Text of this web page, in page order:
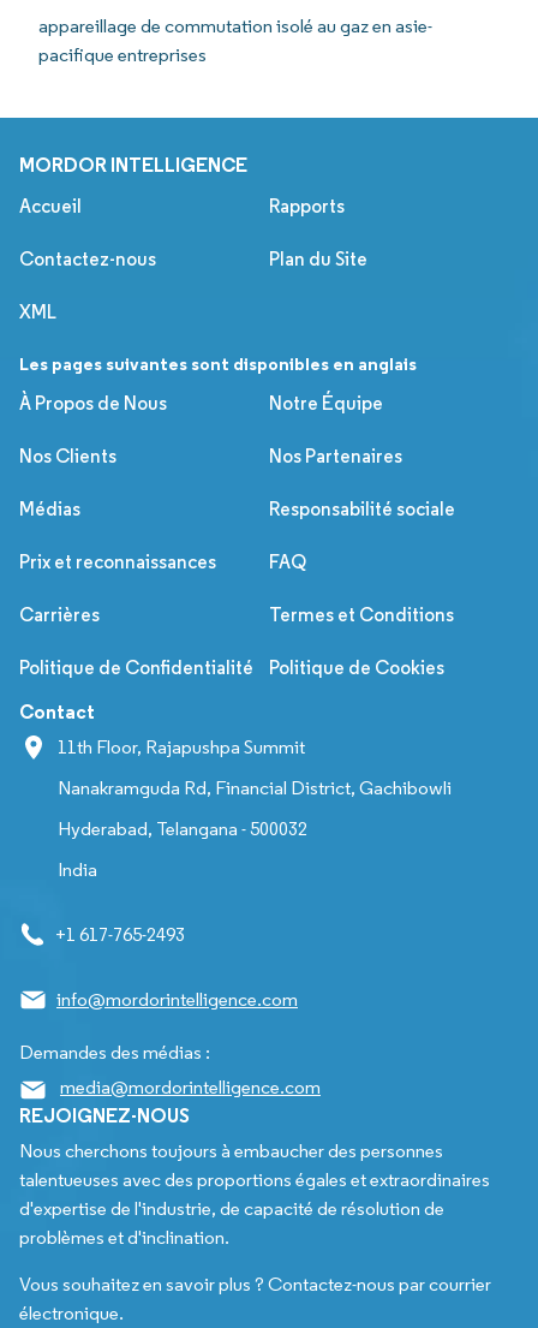
appareillage de commutation isolé au gaz en asie-
pacifique entreprises
MORDOR INTELLIGENCE
Accueil Rapports
Contactez-nous Plan du Site
XML
Les pages suivantes sont disponibles en anglais
À Propos de Nous
Notre Équipe
Nos Clients Nos Partenaires
Médias Responsabilité sociale
Prix et reconnaissances FAQ
Carrières Termes et Conditions
Politique de Confidentialité Politique de Cookies
Contact
11th Floor, Rajapushpa Summit
Nanakramguda Rd, Financial District, Gachibowli
Hyderabad, Telangana - 500032
India
+1 617-765-2493
info@mordorintelligence.com
Demandes des médias :
media@mordorintelligence.com
REJOIGNEZ-NOUS
Nous cherchons toujours à embaucher des personnes
talentueuses avec des proportions égales et extraordinaires
d'expertise de l'industrie, de capacité de résolution de
problèmes et d'inclination.
Vous souhaitez en savoir plus ? Contactez-nous par courrier
électronique.